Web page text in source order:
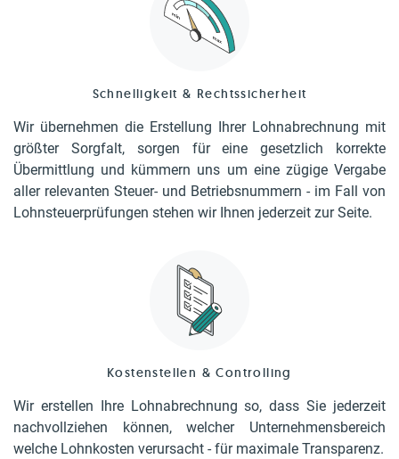
Schnelligkeit & Rechtssicherheit
Wir übernehmen die Erstellung Ihrer Lohnabrechnung mit
größter Sorgfalt, sorgen für eine gesetzlich korrekte
Übermittlung und kümmern uns um eine zügige Vergabe
aller relevanten Steuer- und Betriebsnummern - im Fall von
Lohnsteuerprüfungen stehen wir Ihnen jederzeit zur Seite.
Kostenstellen & Controlling
Wir erstellen Ihre Lohnabrechnung so, dass Sie jederzeit
nachvollziehen können, welcher Unternehmensbereich
welche Lohnkosten verursacht - für maximale Transparenz.